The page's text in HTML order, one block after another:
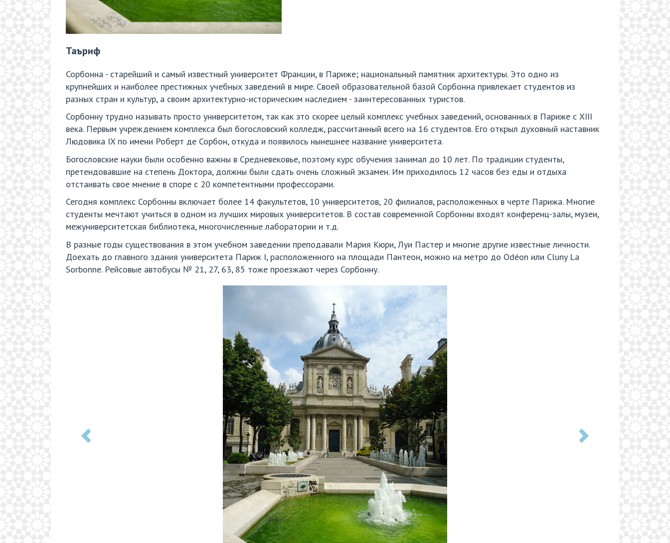
Таъриф
Сорбонна - старейший и самый известный университет Франции, в Париже; национальный памятник архитектуры. Это одно из
крупнейших и наиболее престижных учебных заведений в мире. Своей образовательной базой Сорбонна привлекает студентов из
разных стран и культур, а своим архитектурно-историческим наследием - заинтересованных туристов.
Сорбонну трудно называть просто университетом, так как это скорее целый комплекс учебных заведений, основанных в Париже с XIII
века. Первым учреждением комплекса был богословский колледж, рассчитанный всего на 16 студентов. Его открыл духовный наставник
Людовика IX по имени Роберт де Сорбон, откуда и появилось нынешнее название университета.
Богословские науки были особенно важны в Средневековье, поэтому курс обучения занимал до 10 лет. По традиции студенты,
претендовавшие на степень Доктора, должны были сдать очень сложный экзамен. Им приходилось 12 часов без еды и отдыха
отстаивать свое мнение в споре с 20 компетентными профессорами.
Сегодня комплекс Сорбонны включает более 14 факультетов, 10 университетов, 20 филиалов, расположенных в черте Парижа. Многие
студенты мечтают учиться в одном из лучших мировых университетов. В состав современной Сорбонны входят конференц-залы, музеи,
межуниверситетская библиотека, многочисленные лаборатории и т.д.
В разные годы существования в этом учебном заведении преподавали Мария Кюри, Луи Пастер и многие другие известные личности.
Доехать до главного здания университета Париж I, расположенного на площади Пантеон, можно на метро до Odéon или Cluny La
Sorbonne. Рейсовые автобусы № 21, 27, 63, 85 тоже проезжают через Сорбонну.